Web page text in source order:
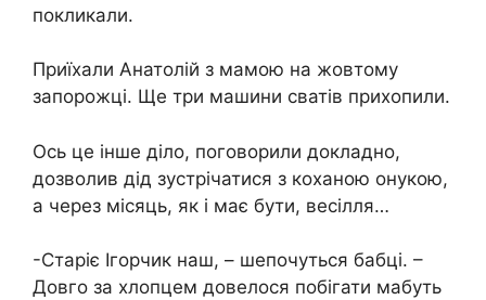
покликали.
Приїхали Анатолій з мамою на жовтому
запорожці. Ще три машини сватів прихопили.
Ось це інше діло, поговорили докладно,
дозволив дід зустрічатися з коханою онукою,
а через місяць, як і має бути, весілля…
-Старіє Ігорчик наш, – шепочуться бабці. –
Довго за хлопцем довелося побігати мабуть